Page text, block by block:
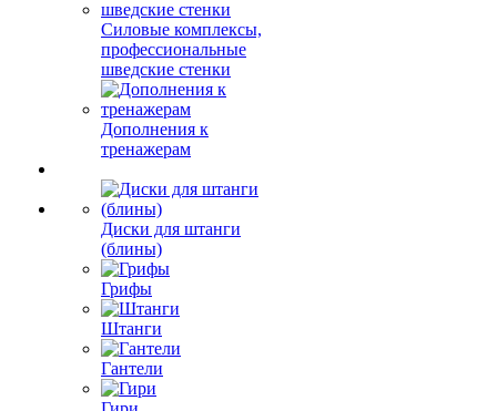
Силовые комплексы,
профессиональные
шведские стенки
Дополнения к
тренажерам
Диски для штанги
(блины)
Грифы
Штанги
Гантели